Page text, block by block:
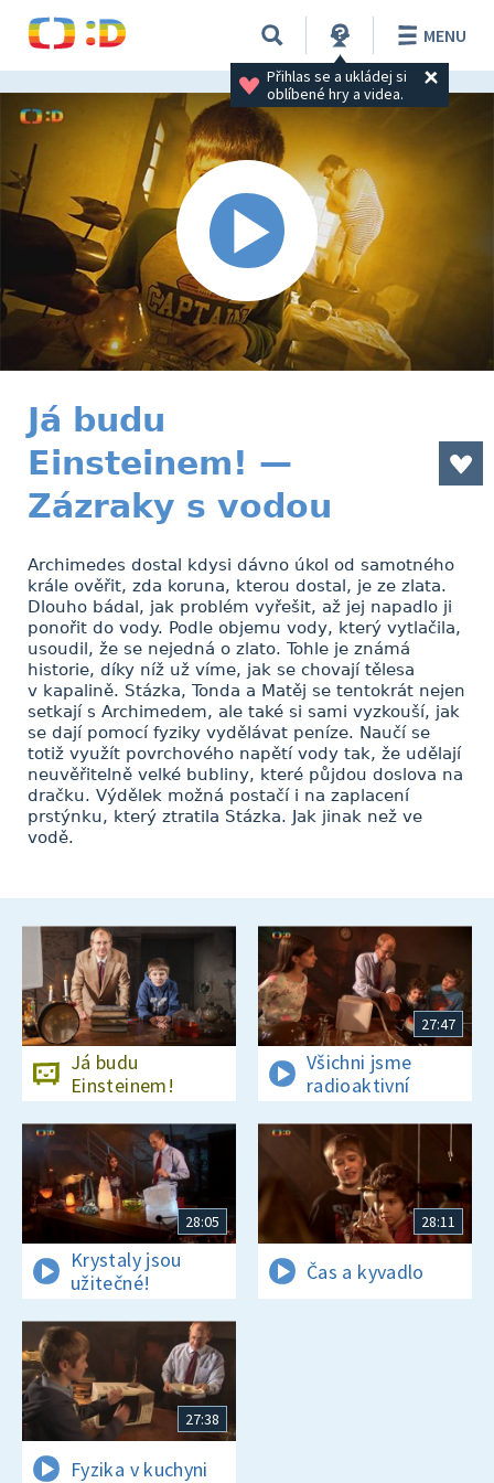
Přihlas se a ukládej si
oblíbené hry a videa.
MENU
Já budu
Einsteinem! —
Zázraky s vodou
Archimedes dostal kdysi dávno úkol od samotného
krále ověřit, zda koruna, kterou dostal, je ze zlata.
Dlouho bádal, jak problém vyřešit, až jej napadlo ji
ponořit do vody. Podle objemu vody, který vytlačila,
usoudil, že se nejedná o zlato. Tohle je známá
historie, díky níž už víme, jak se chovají tělesa
v kapalině. Stázka, Tonda a Matěj se tentokrát nejen
setkají s Archimedem, ale také si sami vyzkouší, jak
se dají pomocí fyziky vydělávat peníze. Naučí se
totiž využít povrchového napětí vody tak, že udělají
neuvěřitelně velké bubliny, které půjdou doslova na
dračku. Výdělek možná postačí i na zaplacení
prstýnku, který ztratila Stázka. Jak jinak než ve
vodě.
Já budu
Einsteinem!
27:47
Všichni jsme
radioaktivní
28:05
Krystaly jsou
užitečné!
28:11
Čas a kyvadlo
27:38
Fyzika v kuchyni